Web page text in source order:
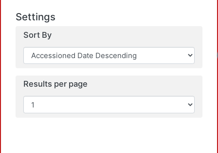
Settings
Sort By
Results per page